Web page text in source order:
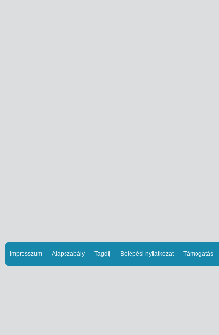
Impresszum Alapszabály Tagdíj Belépési nyilatkozat Támogatás